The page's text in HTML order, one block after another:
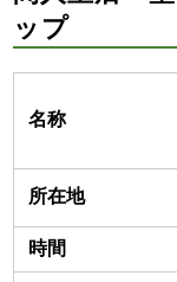
ップ
名称
所在地
時間